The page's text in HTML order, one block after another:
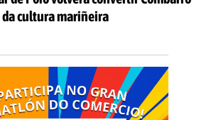
cultura mariñeira